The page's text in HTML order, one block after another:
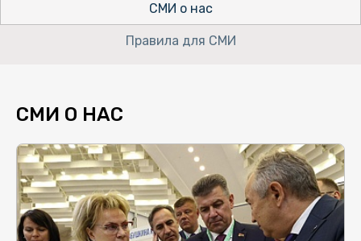
СМИ о нас
Правила для СМИ
СМИ О НАС